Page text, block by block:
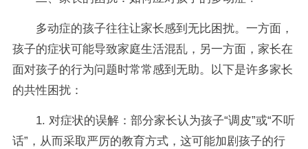
多动症的孩子往往让家长感到无比困扰。一方面，
孩子的症状可能导致家庭生活混乱，另一方面，家长在
面对孩子的行为问题时常常感到无助。以下是许多家长
的共性困扰：
1. 对症状的误解：部分家长认为孩子“调皮”或“不听
话”，从而采取严厉的教育方式，这可能加剧孩子的行